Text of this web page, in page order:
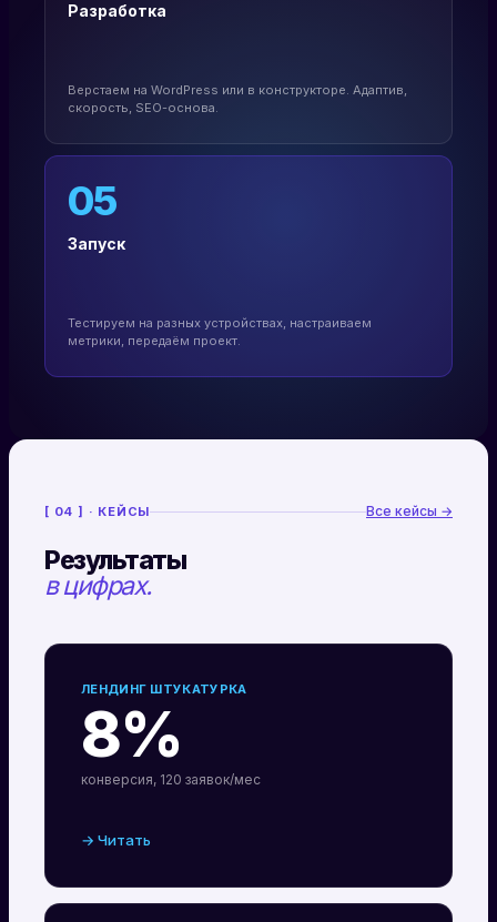
Разработка
Верстаем на WordPress или в конструкторе. Адаптив,
скорость, SEO-основа.
05
Запуск
Тестируем на разных устройствах, настраиваем
метрики, передаём проект.
[ 04 ] · КЕЙСЫ Все кейсы →
Результаты
в цифрах.
ЛЕНДИНГ ШТУКАТУРКА
8%
конверсия, 120 заявок/мес
→ Читать